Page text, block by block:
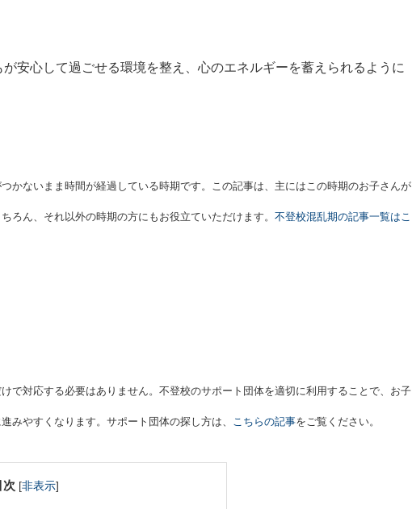
安心して過ごせる環境を整え、心のエネルギーを蓄えられるように
かないまま時間が経過している時期です。この記事は、主にはこの時期のお子さんが
ろん、それ以外の時期の方にもお役立ていただけます。 不登校混乱期の記事一覧はこ
で対応する必要はありません。不登校のサポート団体を適切に利用することで、お子
みやすくなります。サポート団体の探し方は、 こちらの記事をご覧ください。
次 [非表示]